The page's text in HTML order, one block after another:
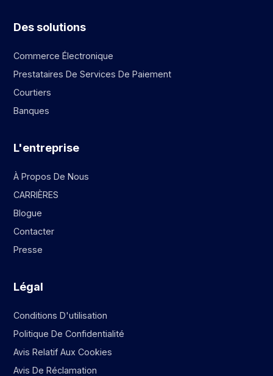
Des solutions
Commerce Électronique
Prestataires De Services De Paiement
Courtiers
Banques
L'entreprise
À Propos De Nous
CARRIÈRES
Blogue
Contacter
Presse
Légal
Conditions D'utilisation
Politique De Confidentialité
Avis Relatif Aux Cookies
Avis De Réclamation